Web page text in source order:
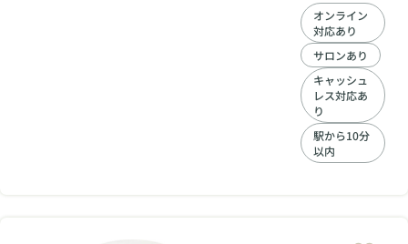
時の負担を抑え、無
理のない金額に設定
し、会員様の高額な
費用負担をさせない
ことが仲人協会の信
念です。 「出会えな
い」という確率を極
力無くすために、気
になるお相手へのお
申し込みや、お相手
オンライン
対応あり
サロンあり
キャッシュ
レス対応あ
り
駅から10分
以内